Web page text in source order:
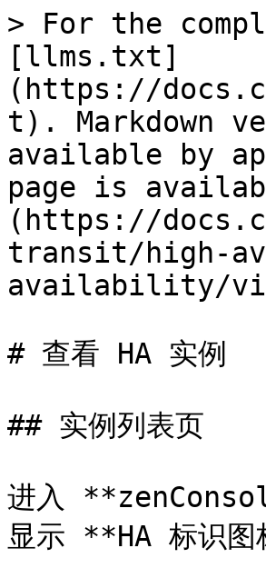
> For the
[llms.txt]
(https://
t). Markdown
available by
page is
(https://
transit/high-
availability/
# 查看 HA 实例
## 实例列表页
进入
显示 **HA 标识图